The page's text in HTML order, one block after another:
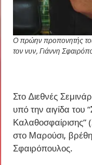
Ο πρώην προπονητής
τον νυν, Γιάννη
Στο Διεθνές
υπό την αιγίδα
στο Μαρούσι,
Σφαιρόπουλος.